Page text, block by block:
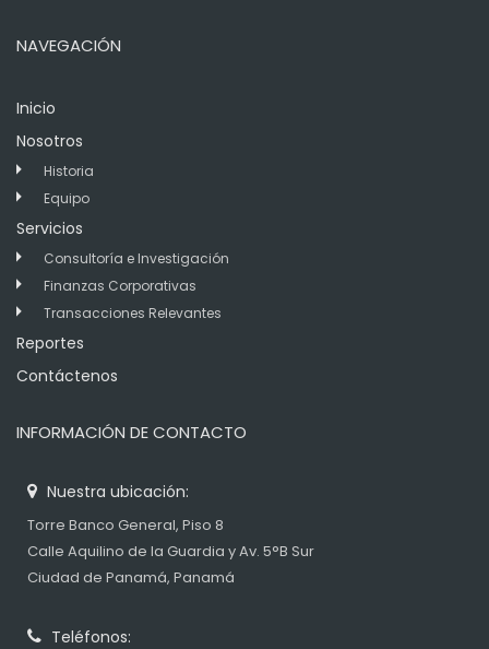
NAVEGACIÓN
Inicio
Nosotros
Historia
Equipo
Servicios
Consultoría e Investigación
Finanzas Corporativas
Transacciones Relevantes
Reportes
Contáctenos
INFORMACIÓN DE CONTACTO
Nuestra ubicación:
Torre Banco General, Piso 8
Calle Aquilino de la Guardia y Av. 5°B Sur
Ciudad de Panamá, Panamá
Teléfonos: